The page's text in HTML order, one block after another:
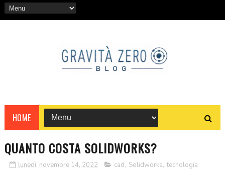
HOME
QUANTO COSTA SOLIDWORKS?
lunedì, novembre 14, 2022 cad, Solidworks, tecnologia